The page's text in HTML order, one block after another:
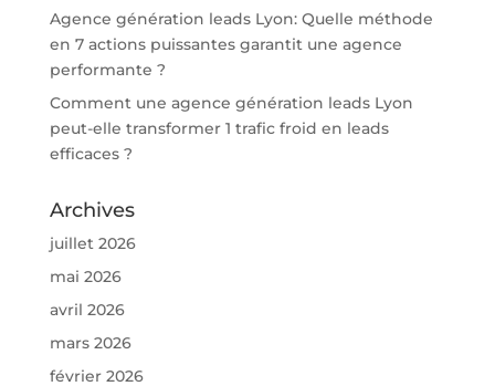
Agence génération leads Lyon: Quelle méthode
en 7 actions puissantes garantit une agence
performante ?
Comment une agence génération leads Lyon
peut-elle transformer 1 trafic froid en leads
efficaces ?
Archives
juillet 2026
mai 2026
avril 2026
mars 2026
février 2026